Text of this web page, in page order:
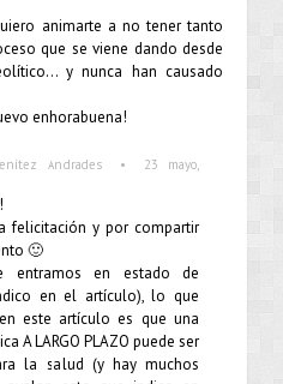
animarte a no tener tanto
que se viene dando desde
y nunca han causado
enhorabuena!
Andrades •
23 mayo,
felicitación y por compartir
🙂
entramos en estado de
en el artículo), lo que
este artículo es que una
A LARGO PLAZO puede ser
la salud (y hay muchos